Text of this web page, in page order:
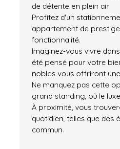
de détente en plein air.
Profitez d'un
appartement de
fonctionnalité.
Imaginez-vous vivre
été pensé pour votre
nobles vous offriront
Ne manquez pas cette
grand standing, où le
À proximité, vous
quotidien, telles que des
commun.